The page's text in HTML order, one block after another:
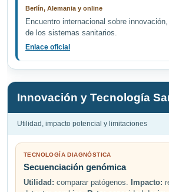
Berlín, Alemania y online
Encuentro internacional sobre
de los sistemas sanitarios.
Enlace oficial
Innovación y Tecnología
Utilidad, impacto potencial y limitaciones
TECNOLOGÍA DIAGNÓSTICA
Secuenciación genómica
Utilidad: comparar patógenos. Impacto: